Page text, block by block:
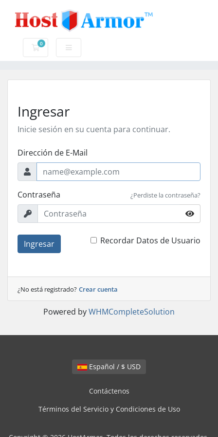
0
Carro de Pedidos
Ingresar
Inicie sesión en su cuenta para continuar.
Dirección de E-Mail
Contraseña ¿Perdiste la contraseña?
Ingresar Recordar Datos de Usuario
¿No está registrado? Crear cuenta
Powered byWHMCompleteSolution
Español / $ USD
Contáctenos
Términos del Servicio y Condiciones de Uso